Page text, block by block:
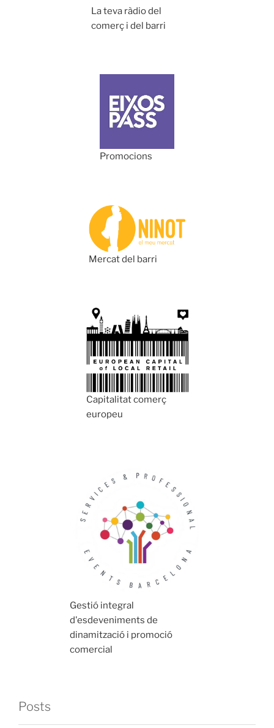
La teva ràdio del
comerç i del barri
Promocions
Mercat del barri
Capitalitat comerç
europeu
Gestió integral
d'esdeveniments de
dinamització i promoció
comercial
Posts